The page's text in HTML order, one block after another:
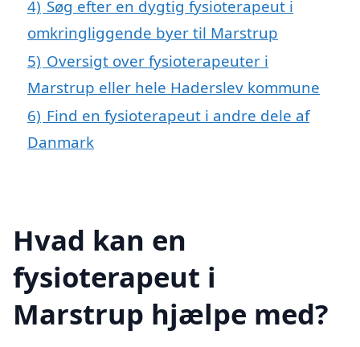
4) Søg efter en dygtig fysioterapeut i
omkringliggende byer til Marstrup
5) Oversigt over fysioterapeuter i
Marstrup eller hele Haderslev kommune
6) Find en fysioterapeut i andre dele af
Danmark
Hvad kan en
fysioterapeut i
Marstrup hjælpe med?